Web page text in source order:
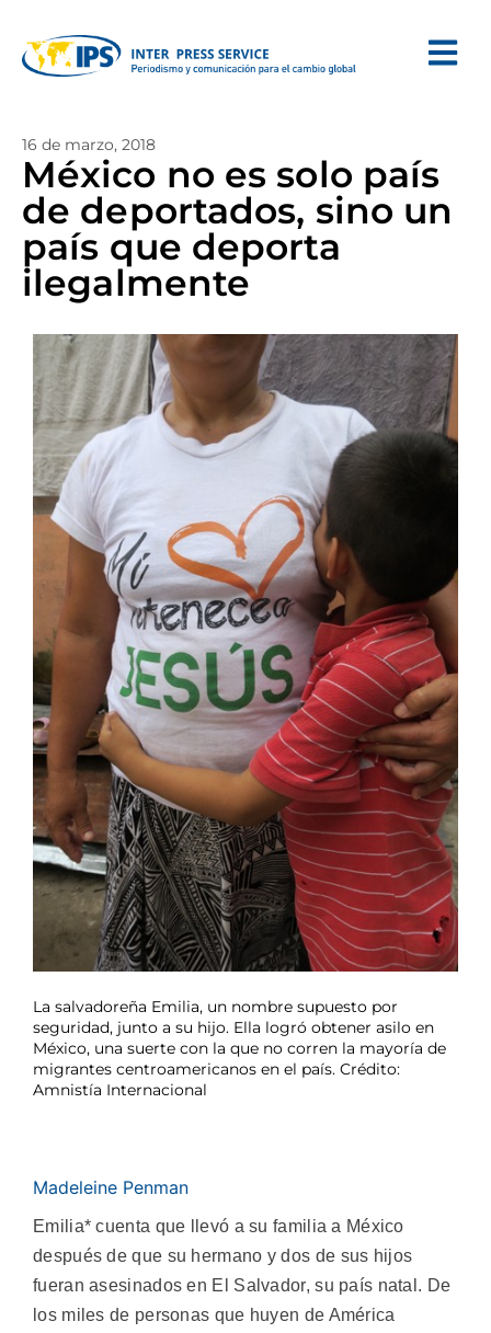
16 de marzo, 2018
México no es solo país
de deportados, sino un
país que deporta
ilegalmente
La salvadoreña Emilia, un nombre supuesto por
seguridad, junto a su hijo. Ella logró obtener asilo en
México, una suerte con la que no corren la mayoría de
migrantes centroamericanos en el país. Crédito:
Amnistía Internacional
Madeleine Penman
Emilia* cuenta que llevó a su familia a México
después de que su hermano y dos de sus hijos
fueran asesinados en El Salvador, su país natal. De
los miles de personas que huyen de América